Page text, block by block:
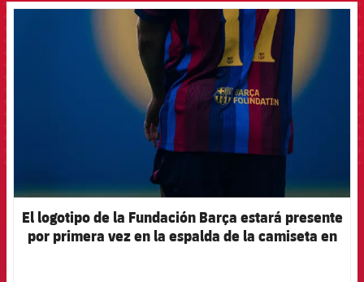
FCB Barcelona badge
El logotipo de la Fundación Barça estará presente
por primera vez en la espalda de la camiseta en